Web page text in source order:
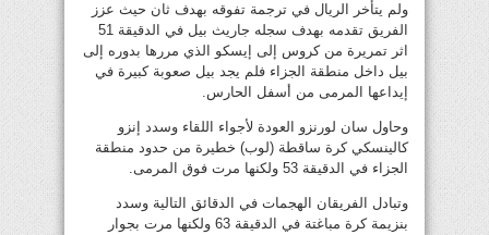
ولم يتأخر الريال في ترجمة تفوقه بهدف ثان حيث عزز
الفريق تقدمه بهدف سجله جاريث بيل في الدقيقة 51
اثر تمريرة من كروس إلى إيسكو الذي مررها بدوره إلى
بيل داخل منطقة الجزاء فلم يجد بيل صعوبة كبيرة في
إيداعها المرمى من أسفل الحارس.
وحاول سان لورنزو العودة لأجواء اللقاء وسدد إنزو
كالينسكي كرة ساقطة (لوب) خطيرة من حدود منطقة
الجزاء في الدقيقة 53 ولكنها مرت فوق المرمى.
وتبادل الفريقان الهجمات في الدقائق التالية وسدد
بنزيمة كرة مباغتة في الدقيقة 63 ولكنها مرت بجوار